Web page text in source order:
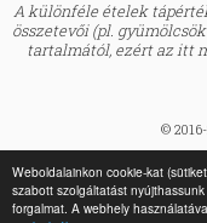
Weboldalainkon cookie-kat
szabott szolgáltatást
forgalmat. A webhely
A különféle ételek
összetevői (pl.
tartalmától, ezért az itt
©